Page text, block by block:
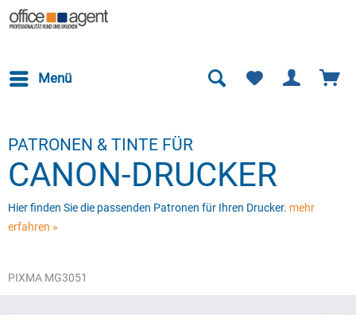
Menü
PATRONEN & TINTE FÜR
CANON-DRUCKER
Hier finden Sie die passenden Patronen für Ihren Drucker. mehr
erfahren »
PIXMA MG3051